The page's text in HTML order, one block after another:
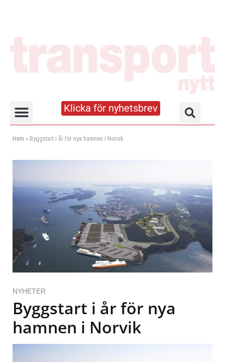
Klicka för nyhetsbrev
Hem » Byggstart i år för nya hamnen i Norvik
NYHETER
Byggstart i år för nya
hamnen i Norvik